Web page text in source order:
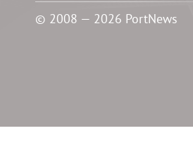
© 2008 — 2026 PortNews